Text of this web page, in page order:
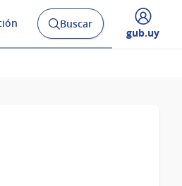
Abrir
buscador
Buscar
Desplegar
gub.uy